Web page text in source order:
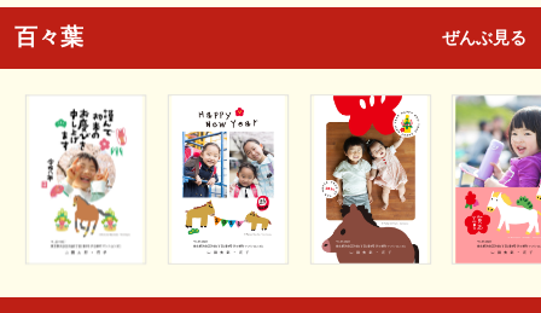
百々葉 ぜんぶ見る